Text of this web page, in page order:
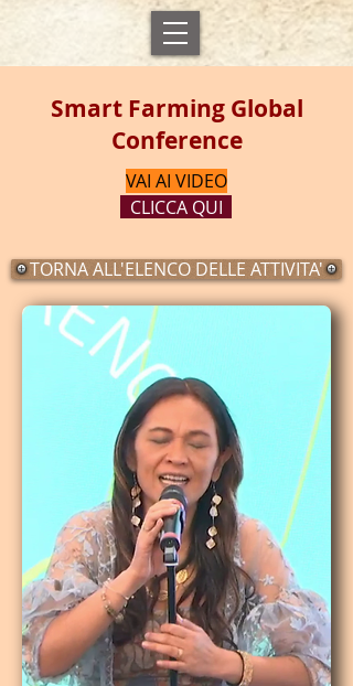
Smart Farming Global
Conference
VAI AI VIDEO
CLICCA QUI
TORNA ALL'ELENCO DELLE ATTIVITA'